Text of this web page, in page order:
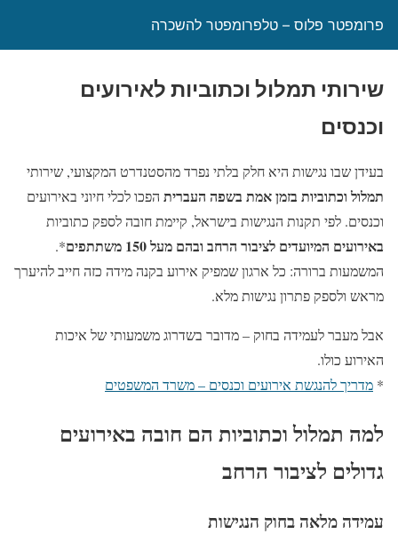
פרומפטר פלוס – טלפרומפטר להשכרה
שירותי תמלול וכתוביות לאירועים
וכנסים
בעידן שבו נגישות היא חלק בלתי נפרד מהסטנדרט המקצועי, שירותי
תמלול וכתוביות בזמן אמת בשפה העברית הפכו לכלי חיוני באירועים
וכנסים. לפי תקנות הנגישות בישראל, קיימת חובה לספק כתוביות
באירועים המיועדים לציבור הרחב ובהם מעל 150 משתתפים
*.
המשמעות ברורה: כל ארגון שמפיק אירוע בקנה מידה כזה חייב להיערך
מראש ולספק פתרון נגישות מלא.
אבל מעבר לעמידה בחוק – מדובר בשדרוג משמעותי של איכות
האירוע כולו.
* מדריך להנגשת אירועים וכנסים – משרד המשפטים
למה תמלול וכתוביות הם חובה באירועים
גדולים לציבור הרחב
עמידה מלאה בחוק הנגישות